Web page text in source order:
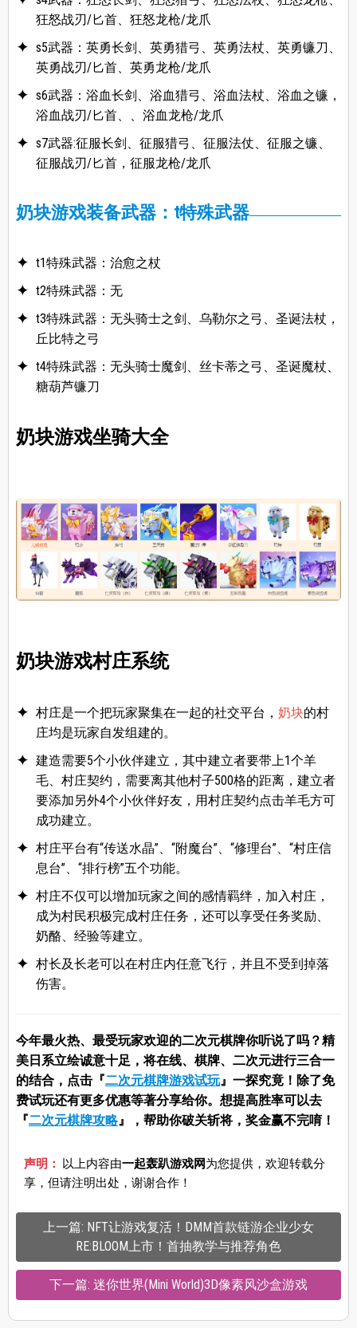
狂怒战刃/匕首、狂怒龙枪/龙爪
s5武器：英勇长剑、英勇猎弓、英勇法杖、英勇镰刀、
英勇战刃/匕首、英勇龙枪/龙爪
s6武器：浴血长剑、浴血猎弓、浴血法杖、浴血之镰，
浴血战刃/匕首、、浴血龙枪/龙爪
s7武器:征服长剑、征服猎弓、征服法仗、征服之镰、
征服战刃/匕首，征服龙枪/龙爪
奶块游戏装备武器：t特殊武器
t1特殊武器：治愈之杖
t2特殊武器：无
t3特殊武器：无头骑士之剑、乌勒尔之弓、圣诞法杖，
丘比特之弓
t4特殊武器：无头骑士魔剑、丝卡蒂之弓、圣诞魔杖、
糖葫芦镰刀
奶块游戏坐骑大全
奶块游戏村庄系统
村庄是一个把玩家聚集在一起的社交平台， 奶块的村
庄均是玩家自发组建的。
建造需要5个小伙伴建立，其中建立者要带上1个羊
毛、村庄契约，需要离其他村子500格的距离，建立者
要添加另外4个小伙伴好友，用村庄契约点击羊毛方可
成功建立。
村庄平台有“传送水晶”、“附魔台”、“修理台”、“村庄信
息台”、“排行榜”五个功能。
村庄不仅可以增加玩家之间的感情羁绊，加入村庄，
成为村民积极完成村庄任务，还可以享受任务奖励、
奶酪、经验等建立。
村长及长老可以在村庄内任意飞行，并且不受到掉落
伤害。
今年最火热、最受玩家欢迎的二次元棋牌你听说了吗？精
美日系立绘诚意十足，将在线、棋牌、二次元进行三合一
的结合，点击『二次元棋牌游戏试玩』一探究竟！除了免
费试玩还有更多优惠等著分享给你。想提高胜率可以去
『二次元棋牌攻略』，帮助你破关斩将，奖金赢不完唷！
声明： 以上内容由一起轰趴游戏网为您提供，欢迎转载分
享，但请注明出处，谢谢合作！
上一篇: NFT让游戏复活！DMM首款链游企业少女
RE:BLOOM上市！首抽教学与推荐角色
下一篇: 迷你世界(Mini World)3D像素风沙盒游戏